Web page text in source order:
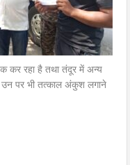
कर रहा है तथा तंदूर में अन्य
उन पर भी तत्काल अंकुश लगाने